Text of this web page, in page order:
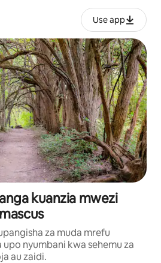
Use app
kuanzia mwezi
za muda mrefu
nyumbani kwa sehemu za
au zaidi.